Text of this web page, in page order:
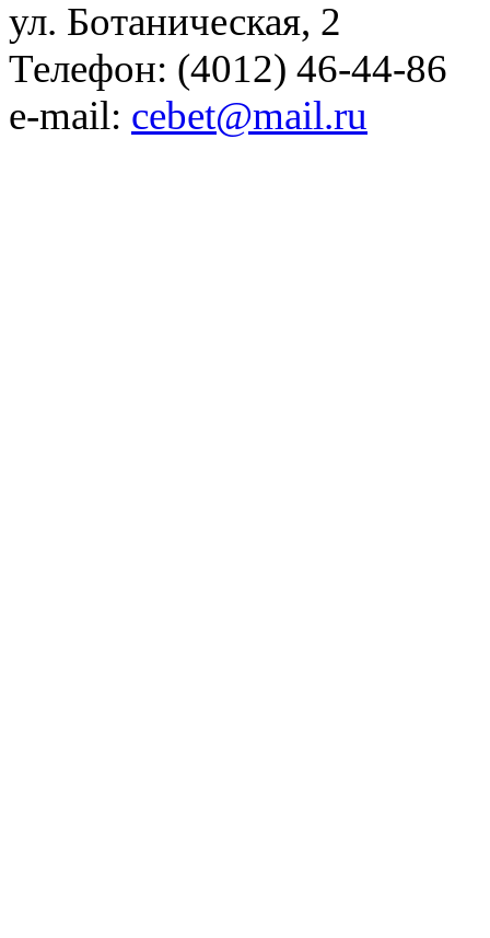
ул. Ботаническая, 2
Телефон: (4012) 46-44-86
e-mail: cebet@mail.ru